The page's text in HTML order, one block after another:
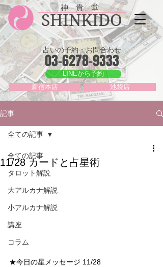
神 貴 堂
SHINKIDO
占いの予約・お問合わせ
03-6278-9333
LINEから予約
新宿本店 池袋店
記事
全ての記事
タロット解説
大アルカナ解説
小アルカナ解説
講座
コラム
全ての記事
11/28 カードと占星術
★今日の星メッセージ 11/28